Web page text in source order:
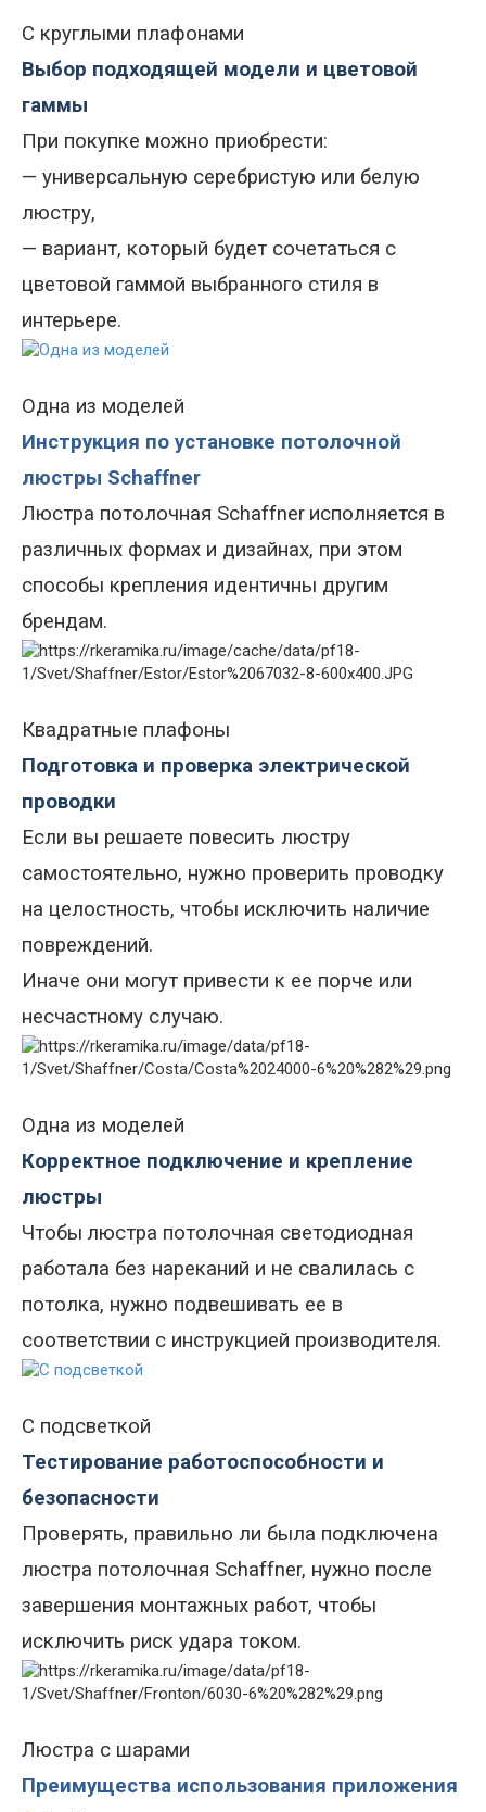
С круглыми плафонами
Выбор подходящей модели и цветовой
гаммы
При покупке можно приобрести:
— универсальную серебристую или белую
люстру,
— вариант, который будет сочетаться с
цветовой гаммой выбранного стиля в
интерьере.
Одна из моделей
Инструкция по установке потолочной
люстры Schaffner
Люстра потолочная Schaffner исполняется в
различных формах и дизайнах, при этом
способы крепления идентичны другим
брендам.
Квадратные плафоны
Подготовка и проверка электрической
проводки
Если вы решаете повесить люстру
самостоятельно, нужно проверить проводку
на целостность, чтобы исключить наличие
повреждений.
Иначе они могут привести к ее порче или
несчастному случаю.
Одна из моделей
Корректное подключение и крепление
люстры
Чтобы люстра потолочная светодиодная
работала без нареканий и не свалилась с
потолка, нужно подвешивать ее в
соответствии с инструкцией производителя.
С подсветкой
Тестирование работоспособности и
безопасности
Проверять, правильно ли была подключена
люстра потолочная Schaffner, нужно после
завершения монтажных работ, чтобы
исключить риск удара током.
Люстра с шарами
Преимущества использования приложения